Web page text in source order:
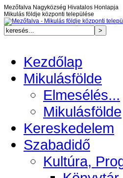
Mezőfalva Nagyközség Hivatalos Honlapja
Mikulás földje központi települése
Kezdőlap
Mikulásfölde
Elmesélés...
Mikulásfölde
Kereskedelem
Szabadidő
Kultúra,